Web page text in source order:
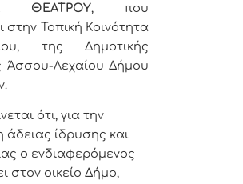
ΘΕΑΤΡΟΥ, που
στην Τοπική Κοινότητα
της Δημοτικής
Άσσου-Λεχαίου Δήμου
ότι, για την
άδειας ίδρυσης και
ο ενδιαφερόμενος
στον οικείο Δήμο,